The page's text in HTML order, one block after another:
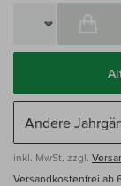
inkl. MwSt, zzgl.
Versandkostenfrei ab